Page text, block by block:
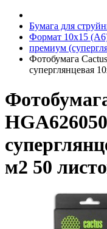
Бумага для
Формат 10х15
премиум
Фотобумага
суперглянцевая
м2 50